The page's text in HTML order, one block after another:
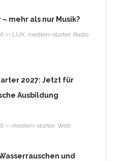
– mehr als nur Musik?
in LUX, medien-starter, Radio
2027: Jetzt für
Ausbildung
in medien-starter, Web
und